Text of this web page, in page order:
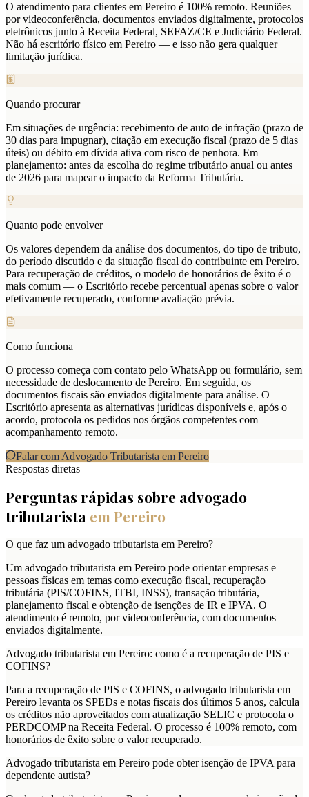
O atendimento para clientes em Pereiro é 100% remoto. Reuniões
por videoconferência, documentos enviados digitalmente, protocolos
eletrônicos junto à Receita Federal, SEFAZ/CE e Judiciário Federal.
Não há escritório físico em Pereiro — e isso não gera qualquer
limitação jurídica.
Quando procurar
Em situações de urgência: recebimento de auto de infração (prazo de
30 dias para impugnar), citação em execução fiscal (prazo de 5 dias
úteis) ou débito em dívida ativa com risco de penhora. Em
planejamento: antes da escolha do regime tributário anual ou antes
de 2026 para mapear o impacto da Reforma Tributária.
Quanto pode envolver
Os valores dependem da análise dos documentos, do tipo de tributo,
do período discutido e da situação fiscal do contribuinte em Pereiro.
Para recuperação de créditos, o modelo de honorários de êxito é o
mais comum — o Escritório recebe percentual apenas sobre o valor
efetivamente recuperado, conforme avaliação prévia.
Como funciona
O processo começa com contato pelo WhatsApp ou formulário, sem
necessidade de deslocamento de Pereiro. Em seguida, os
documentos fiscais são enviados digitalmente para análise. O
Escritório apresenta as alternativas jurídicas disponíveis e, após o
acordo, protocola os pedidos nos órgãos competentes com
acompanhamento remoto.
Falar com Advogado Tributarista em Pereiro
Respostas diretas
Perguntas rápidas sobre advogado
tributarista em Pereiro
O que faz um advogado tributarista em Pereiro?
Um advogado tributarista em Pereiro pode orientar empresas e
pessoas físicas em temas como execução fiscal, recuperação
tributária (PIS/COFINS, ITBI, INSS), transação tributária,
planejamento fiscal e obtenção de isenções de IR e IPVA. O
atendimento é remoto, por videoconferência, com documentos
enviados digitalmente.
Advogado tributarista em Pereiro: como é a recuperação de PIS e
COFINS?
Para a recuperação de PIS e COFINS, o advogado tributarista em
Pereiro levanta os SPEDs e notas fiscais dos últimos 5 anos, calcula
os créditos não aproveitados com atualização SELIC e protocola o
PERDCOMP na Receita Federal. O processo é 100% remoto, com
honorários de êxito sobre o valor recuperado.
Advogado tributarista em Pereiro pode obter isenção de IPVA para
dependente autista?